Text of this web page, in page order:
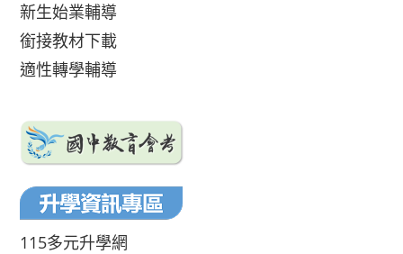
新生始業輔導
銜接教材下載
適性轉學輔導
115多元升學網